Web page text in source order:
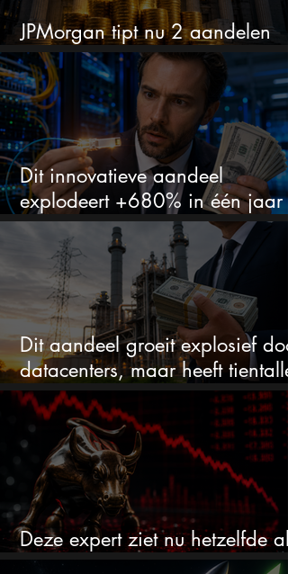
JPMorgan tipt nu 2 aandelen
voor augustus
Dit innovatieve aandeel
explodeert +680% in één jaar
en blijft maar stijgen
Dit aandeel groeit explosief
datacenters, maar heeft
miljarden nodig
Deze expert ziet nu hetzelfde als
voor de crash van 1987